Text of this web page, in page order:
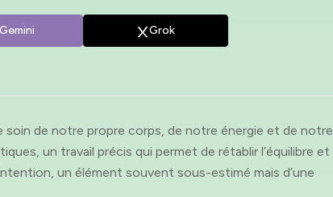
Gemini Grok
de notre propre corps, de notre énergie et de notre
un travail précis qui permet de rétablir l’équilibre et
un élément souvent sous-estimé mais d’une